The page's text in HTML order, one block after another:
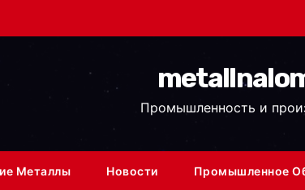
Промышленность и
Металлы Новости Промышленное